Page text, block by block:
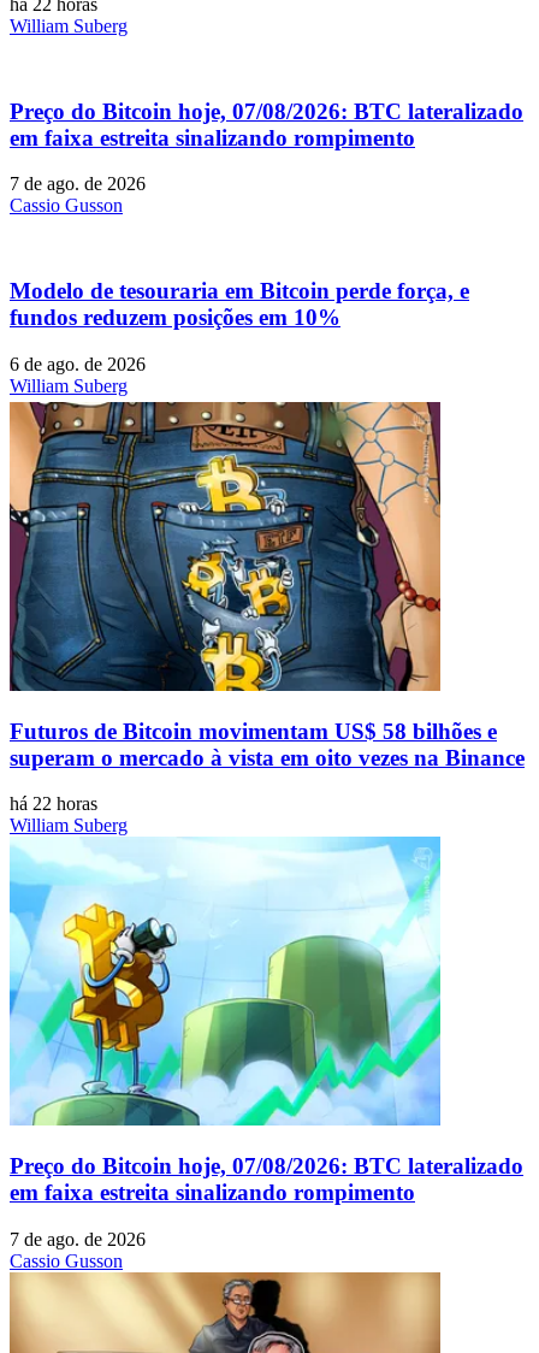
há 22 horas
William Suberg
Preço do Bitcoin hoje, 07/08/2026: BTC lateralizado
em faixa estreita sinalizando rompimento
7 de ago. de 2026
Cassio Gusson
Modelo de tesouraria em Bitcoin perde força, e
fundos reduzem posições em 10%
6 de ago. de 2026
William Suberg
Futuros de Bitcoin movimentam US$ 58 bilhões e
superam o mercado à vista em oito vezes na Binance
há 22 horas
William Suberg
Preço do Bitcoin hoje, 07/08/2026: BTC lateralizado
em faixa estreita sinalizando rompimento
7 de ago. de 2026
Cassio Gusson